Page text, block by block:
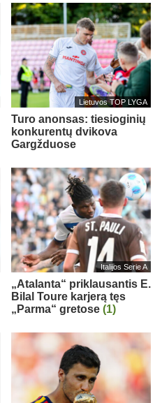
Lietuvos TOP LYGA
Turo anonsas: tiesioginių
konkurentų dvikova
Gargžduose
Italijos Serie A
„Atalanta“ priklausantis E.
Bilal Toure karjerą tęs
„Parma“ gretose (1)